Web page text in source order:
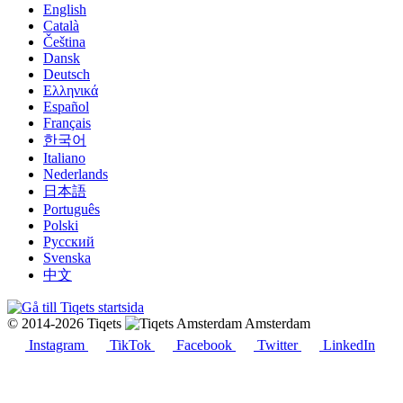
English
Català
Čeština
Dansk
Deutsch
Ελληνικά
Español
Français
한국어
Italiano
Nederlands
日本語
Português
Polski
Русский
Svenska
中文
© 2014-2026 Tiqets
Amsterdam
Instagram
TikTok Facebook Twitter LinkedIn